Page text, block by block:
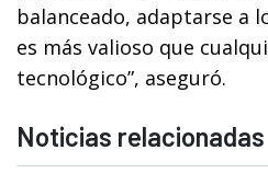
balanceado, adaptarse a
es más valioso que
tecnológico”, aseguró.
Noticias relacionadas